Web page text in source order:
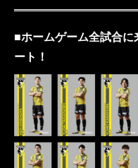
■ホームゲーム全試合に
ート！